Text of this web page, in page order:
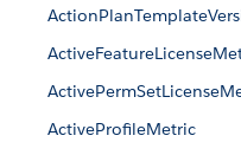
ActiveProfileMetric